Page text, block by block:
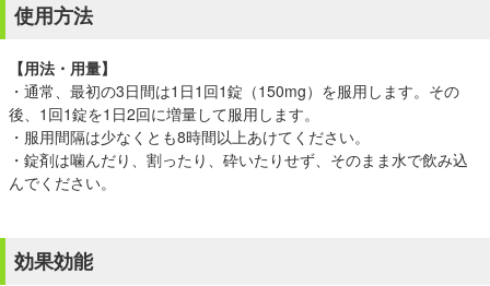
使用方法
【用法・用量】
・通常、最初の3日間は1日1回1錠（150mg）を服用します。その
後、1回1錠を1日2回に増量して服用します。
・服用間隔は少なくとも8時間以上あけてください。
・錠剤は噛んだり、割ったり、砕いたりせず、そのまま水で飲み込
んでください。
効果効能